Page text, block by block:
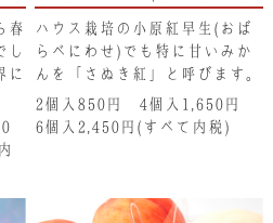
承
春
し
に
となります。ご了承くださ
い。
ハウス栽培の小原紅早生(おば
らべにわせ)でも特に甘いみか
んを「さぬき紅」と呼びます。
夏限定の大福です。
2個入850円 4個入1,650円
6個入2,450円(すべて内税)